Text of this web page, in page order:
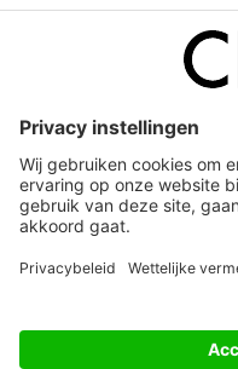
Vacatures
Service & Contact
Werken bij ons
Privacy Statement
Algemene Voorwaarden